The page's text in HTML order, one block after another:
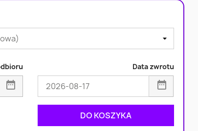
Data zwrotu
DO KOSZYKA